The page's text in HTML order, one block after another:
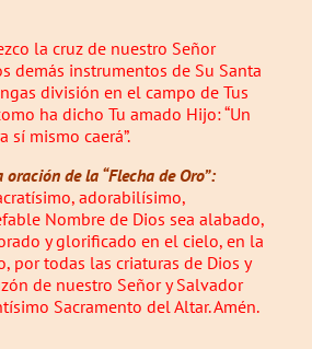
la cruz de nuestro Señor
demás instrumentos de Su Santa
división en el campo de Tus
ha dicho Tu amado Hijo: “Un
mismo caerá”.
de la “Flecha de Oro”:
adorabilísimo,
Nombre de Dios sea alabado,
y glorificado en el cielo, en la
por todas las criaturas de Dios y
de nuestro Señor y Salvador
Sacramento del Altar. Amén.